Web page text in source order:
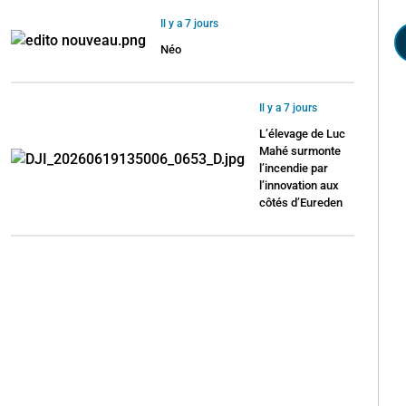
Il y a 7 jours
Néo
Il y a 7 jours
L’élevage de Luc
Mahé surmonte
l’incendie par
l’innovation aux
côtés d’Eureden